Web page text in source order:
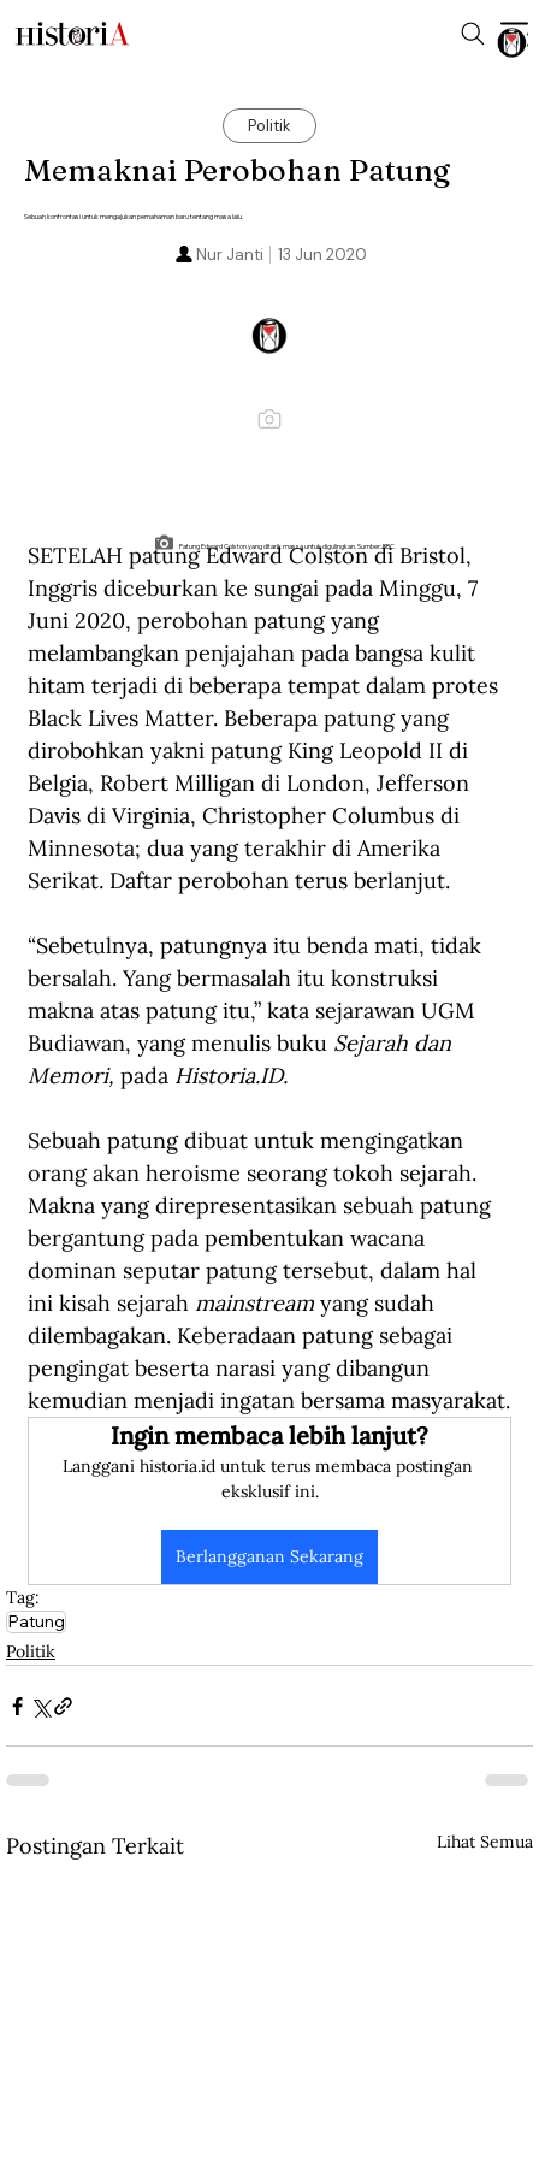
Politik
Memaknai Perobohan Patung
Sebuah konfrontasi untuk mengajukan pemahaman baru tentang masa lalu.
13 Jun 2020
Nur Janti
Patung Edward Colston yang ditarik massa untuk digulingkan. Sumber: BBC.
SETELAH patung Edward Colston di Bristol,
Inggris diceburkan ke sungai pada Minggu, 7
Juni 2020, perobohan patung yang
melambangkan penjajahan pada bangsa kulit
hitam terjadi di beberapa tempat dalam protes
Black Lives Matter. Beberapa patung yang
dirobohkan yakni patung King Leopold II di
Belgia, Robert Milligan di London, Jefferson
Davis di Virginia, Christopher Columbus di
Minnesota; dua yang terakhir di Amerika
Serikat. Daftar perobohan terus berlanjut.
“Sebetulnya, patungnya itu benda mati, tidak
bersalah. Yang bermasalah itu konstruksi
makna atas patung itu,” kata sejarawan UGM
Budiawan, yang menulis buku Sejarah dan
Memori, pada Historia.ID.
Sebuah patung dibuat untuk mengingatkan
orang akan heroisme seorang tokoh sejarah.
Makna yang direpresentasikan sebuah patung
bergantung pada pembentukan wacana
dominan seputar patung tersebut, dalam hal
ini kisah sejarah mainstream yang sudah
dilembagakan. Keberadaan patung sebagai
pengingat beserta narasi yang dibangun
kemudian menjadi ingatan bersama masyarakat.
Ingin membaca lebih lanjut?
Langgani historia.id untuk terus membaca postingan
eksklusif ini.
Berlangganan Sekarang
Tag:
Patung
Politik
Postingan Terkait Lihat Semua